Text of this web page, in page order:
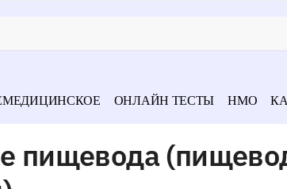
ОНЛАЙН ТЕСТЫ НМО
пищевода